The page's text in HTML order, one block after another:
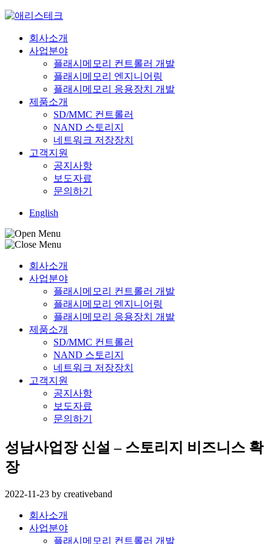
Skip
content회사소개
사업분야
플래시메모리 컨트롤러 개발
플래시메모리 엔지니어링
플래시메모리 응용장치 개발
제품소개
SD/MMC 컨트롤러
NAND 스토리지
네트워크 저장장치
고객지원
공지사항
보도자료
문의하기
English
회사소개
사업분야
플래시메모리 컨트롤러 개발
플래시메모리 엔지니어링
플래시메모리 응용장치 개발
제품소개
SD/MMC 컨트롤러
NAND 스토리지
네트워크 저장장치
고객지원
공지사항
보도자료
문의하기
성남사업장 신설 – 스토리지 비즈니스 확
장
2022-11-23 by creativeband
회사소개
사업분야
플래시메모리 컨트롤러 개발